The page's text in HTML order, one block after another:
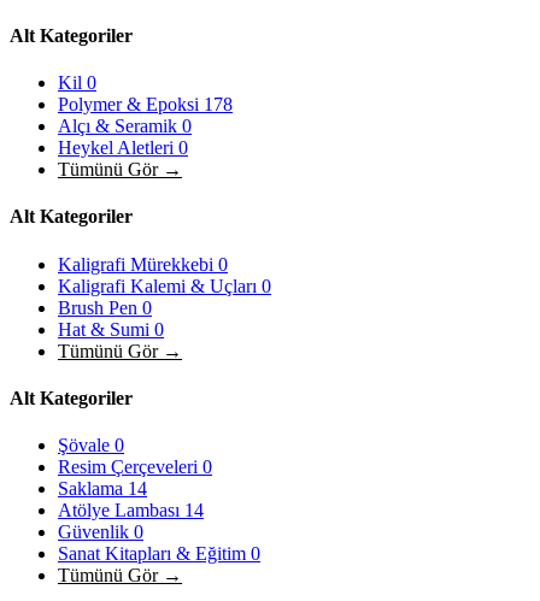
Alt Kategoriler
Kil 0
Polymer & Epoksi 178
Alçı & Seramik 0
Heykel Aletleri 0
Tümünü Gör →
Alt Kategoriler
Kaligrafi Mürekkebi 0
Kaligrafi Kalemi & Uçları 0
Brush Pen 0
Hat & Sumi 0
Tümünü Gör →
Alt Kategoriler
Şövale 0
Resim Çerçeveleri 0
Saklama 14
Atölye Lambası 14
Güvenlik 0
Sanat Kitapları & Eğitim 0
Tümünü Gör →